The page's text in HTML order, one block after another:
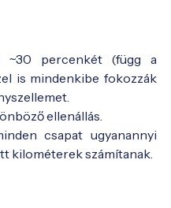
~30 percenkét (függ a
is mindenkibe fokozzák
ellenállás.
csapat ugyanannyi
kilométerek számítanak.